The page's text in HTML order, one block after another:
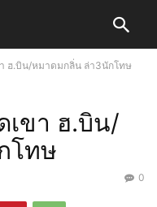
ฮ.บิน/หมาดมกลิ่น ​ล่า3นักโทษ
เขา​ ฮ.บิน/
โทษ
0